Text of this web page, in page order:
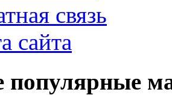
связь
сайта